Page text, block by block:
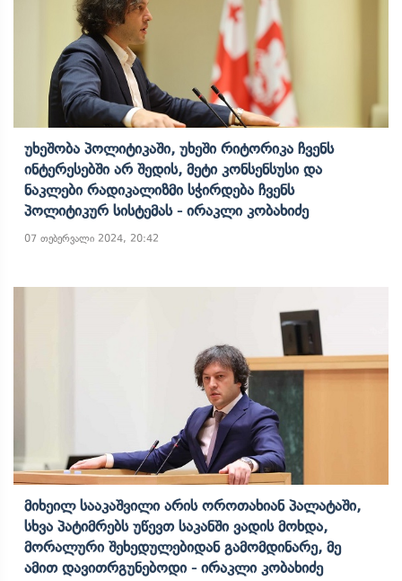
Უხეშობა Პოლიტიკაში, Უხეში Რიტორიკა Ჩვენს
Ინტერესებში Არ Შედის, Მეტი Კონსენსუსი Და
Ნაკლები Რადიკალიზმი Სჭირდება Ჩვენს
Პოლიტიკურ Სისტემას - Ირაკლი Კობახიძე
07 თებერვალი 2024, 20:42
Მიხეილ Სააკაშვილი Არის Ოროთახიან Პალატაში,
Სხვა Პატიმრებს Უწევთ Საკანში Ვადის Მოხდა,
Მორალური Შეხედულებიდან Გამომდინარე, Მე
Ამით Დავითრგუნებოდი - Ირაკლი Კობახიძე